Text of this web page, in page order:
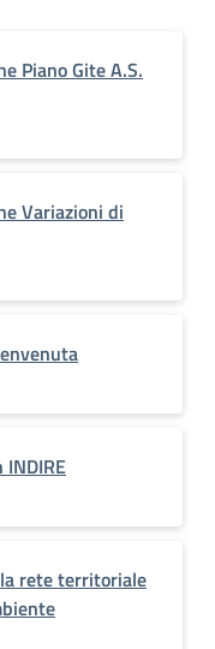
Piano Gite A.S.
Variazioni di
rete territoriale